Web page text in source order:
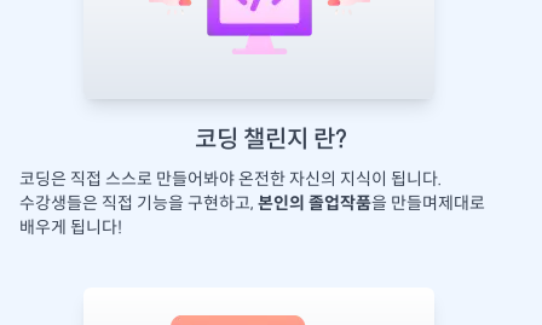
코딩 챌린지 란?
코딩은 직접 스스로 만들어봐야 온전한 자신의 지식이 됩니다.
수강생들은 직접 기능을 구현하고, 본인의 졸업작품을 만들며제대로
배우게 됩니다!